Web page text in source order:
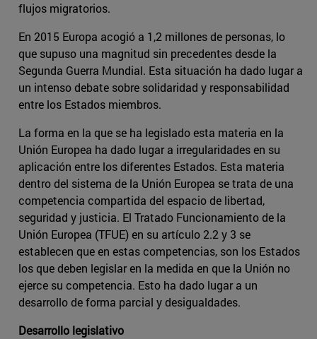
flujos migratorios.
En 2015 Europa acogió a 1,2 millones de personas, lo
que supuso una magnitud sin precedentes desde la
Segunda Guerra Mundial. Esta situación ha dado lugar a
un intenso debate sobre solidaridad y responsabilidad
entre los Estados miembros.
La forma en la que se ha legislado esta materia en la
Unión Europea ha dado lugar a irregularidades en su
aplicación entre los diferentes Estados. Esta materia
dentro del sistema de la Unión Europea se trata de una
competencia compartida del espacio de libertad,
seguridad y justicia. El Tratado Funcionamiento de la
Unión Europea (TFUE) en su artículo 2.2 y 3 se
establecen que en estas competencias, son los Estados
los que deben legislar en la medida en que la Unión no
ejerce su competencia. Esto ha dado lugar a un
desarrollo de forma parcial y desigualdades.
Desarrollo legislativo